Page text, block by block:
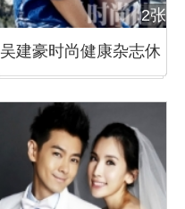
2张
吴建豪时尚健康杂志休